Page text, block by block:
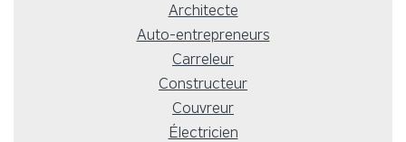
Architecte
Auto-entrepreneurs
Carreleur
Constructeur
Couvreur
Électricien